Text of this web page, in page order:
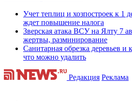
Учет теплиц и хозпостроек к 1
ждет повышение налога
Зверская атака ВСУ на Ялту 7
жертвы, разминирование
Санитарная обрезка деревьев и
что можно удалить
Редакция Реклама